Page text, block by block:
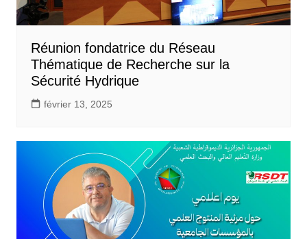
Réunion fondatrice du Réseau
Thématique de Recherche sur la
Sécurité Hydrique
février 13, 2025